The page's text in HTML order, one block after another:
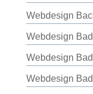
Webdesign
Webdesign
Webdesign
Webdesign